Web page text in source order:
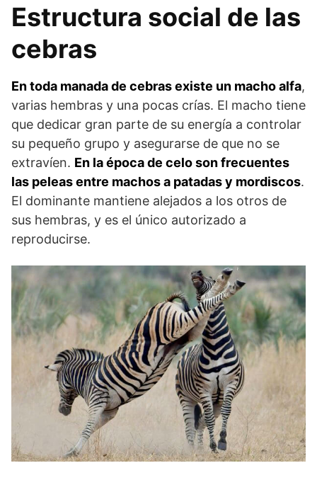
Estructura social de las
cebras
En toda manada de cebras existe un macho alfa,
varias hembras y una pocas crías. El macho tiene
que dedicar gran parte de su energía a controlar
su pequeño grupo y asegurarse de que no se
extravíen. En la época de celo son frecuentes
las peleas entre machos a patadas y mordiscos.
El dominante mantiene alejados a los otros de
sus hembras, y es el único autorizado a
reproducirse.